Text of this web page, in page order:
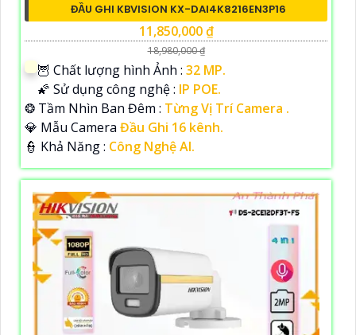
ĐẦU GHI KBVISION KX-DAI4K8216EN3P16
11,850,000 ₫
18,980,000 ₫
🦉 Chất lượng hình Ảnh : 32 MP.
🌠 Sử dụng công nghệ : IP POE.
❂ Tầm Nhìn Ban Đêm : Từng Vị Trí Camera .
💎 Mẫu Camera Đầu Ghi 16 kênh.
️👮 Khả Năng : Công Nghệ AI.